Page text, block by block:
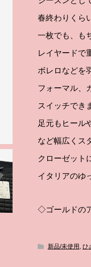
春終わりくら
一枚でも、も
レイヤードで
ボレロなどを
フォーマル、
スイッチでき
足元もヒール
など幅広くス
クローゼット
イタリアのゆ
◇ゴールドの
新品/未使用 ひ